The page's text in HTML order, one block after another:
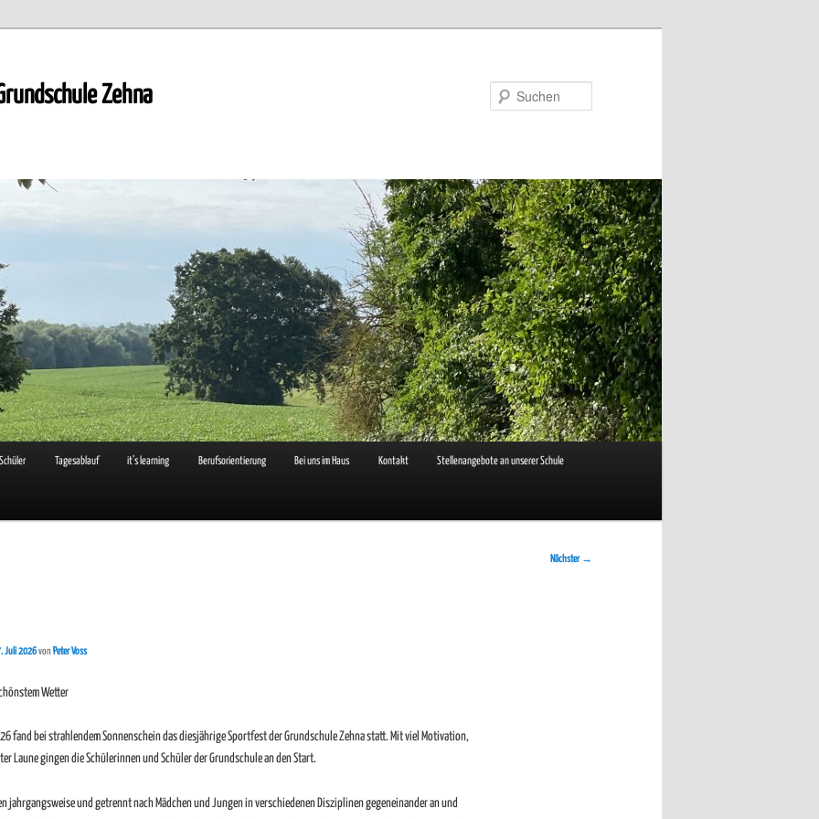
Zehna
Tagesablauf it’s learning Berufsorientierung Bei uns im Haus Kontakt Stellenangebote an unserer Schule
Nächster →
Juli 2026von Peter Voss
Wetter
fand bei strahlendem Sonnenschein das diesjährige Sportfest der Grundschule Zehna statt. Mit viel Motivation,
Laune gingen die Schülerinnen und Schüler der Grundschule an den Start.
jahrgangsweise und getrennt nach Mädchen und Jungen in verschiedenen Disziplinen gegeneinander an und